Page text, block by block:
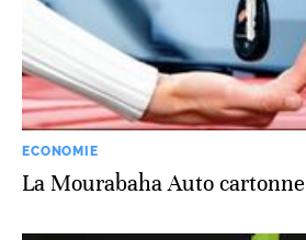
ECONOMIE
La Mourabaha Auto cartonne